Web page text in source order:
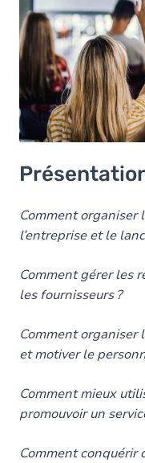
Le programme
Les autres
Et après le
Comment organiser
l’entreprise et le
Comment gérer les
les fournisseurs ?
Comment organiser
et motiver le
Comment mieux
promouvoir un
Comment conquérir